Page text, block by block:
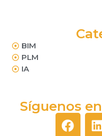
BIM
PLM
IA
Síguenos